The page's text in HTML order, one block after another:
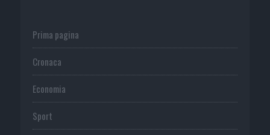
Prima pagina
Cronaca
Economia
Sport